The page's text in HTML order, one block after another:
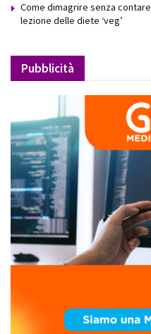
Come dimagrire senza
lezione delle diete ‘veg’
Pubblicità